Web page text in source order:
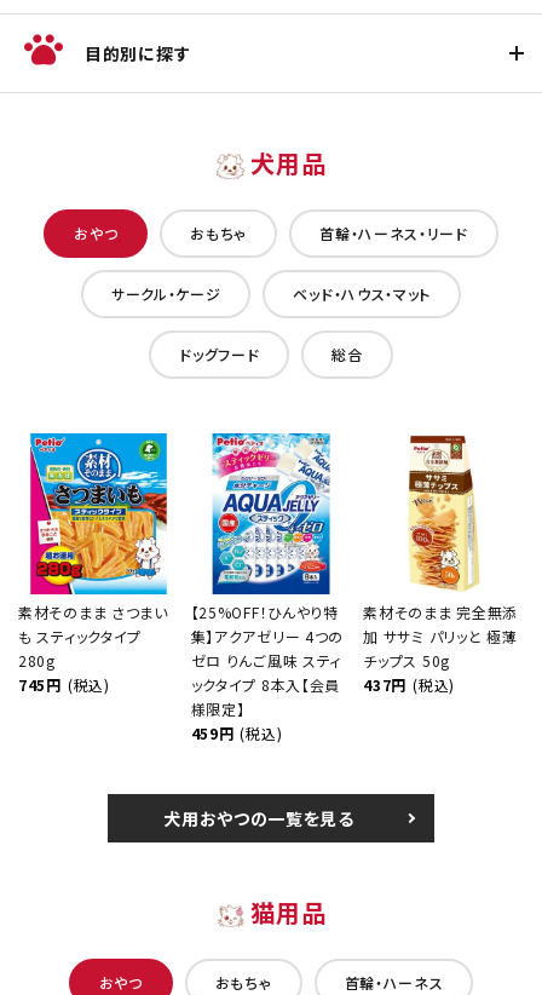
目的別に探す
犬用品
おやつ おもちゃ 首輪・ハーネス・リード
サークル・ケージ ベッド・ハウス・マット
ドッグフード 総合
素材そのまま さつまい
も スティックタイプ
280g
745円 (税込)
【25%OFF！ひんやり特
集】アクアゼリー 4つの
ゼロ りんご風味 スティ
ックタイプ 8本入【会員
様限定】
459円 (税込)
素材そのまま 完全無添
加 ササミ パリッと 極薄
チップス 50g
437円 (税込)
犬用おやつの一覧を見る
猫用品
おやつ おもちゃ 首輪・ハーネス